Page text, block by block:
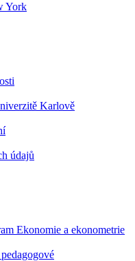
York
Karlově
údajů
Ekonomie a ekonometrie